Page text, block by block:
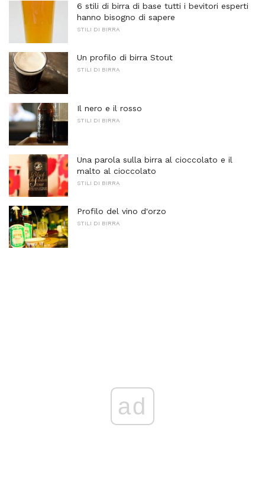
6 stili di birra di base tutti i bevitori esperti
hanno bisogno di sapere
STILI DI BIRRA
Un profilo di birra Stout
STILI DI BIRRA
Il nero e il rosso
STILI DI BIRRA
Una parola sulla birra al cioccolato e il
malto al cioccolato
STILI DI BIRRA
Profilo del vino d'orzo
STILI DI BIRRA
ad